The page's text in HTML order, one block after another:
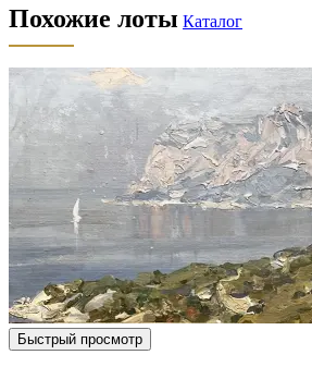
Похожие лоты Каталог
Быстрый просмотр